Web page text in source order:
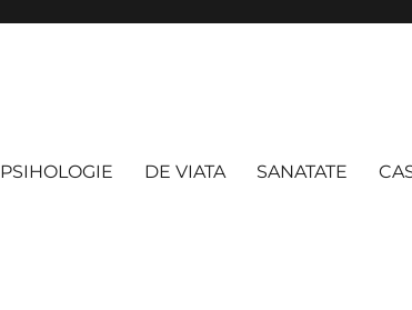
PSIHOLOGIE DE VIATA SANATATE